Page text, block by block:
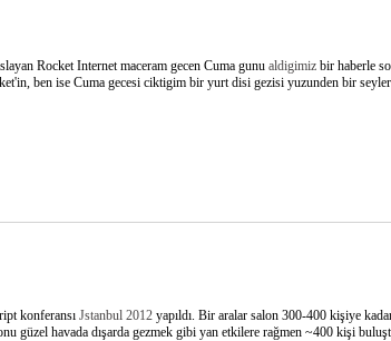
Rocket Internet maceram gecen Cuma gunu aldigimizbir haberle
ben ise Cuma gecesi ciktigim bir yurt disi gezisi yuzunden bir
konferansı Jstanbul 2012yapıldı. Bir aralar salon 300-400 kişiye kadar
güzel havada dışarda gezmek gibi yan etkilere rağmen ~400 kişi